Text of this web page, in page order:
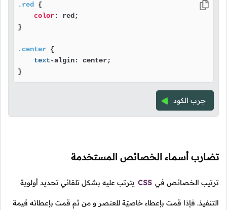
.red
{
color: red;
}
.center {
text-algin: center;
}
جرب الكود
تضارب أسماء الخصائص المستخدمة
ترتيب الخصائص في CSS يترتب عليه بشكل تلقائي تحديد أولوية
التنفيذ. فإذا قمت بإعطاء خاصيّة للعنصر و من ثم قمت بإعطائه قيمة